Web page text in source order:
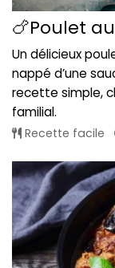
🍗Poulet
Un délicieux
nappé d’une
recette simple,
familial.
Recette facile